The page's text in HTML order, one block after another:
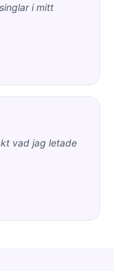
i mitt
vad jag letade